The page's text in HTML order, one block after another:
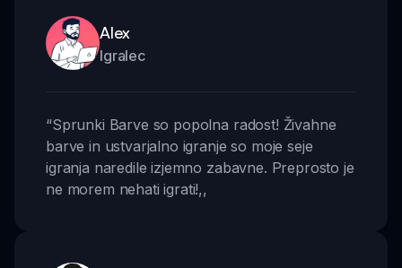
Alex
Igralec
“Sprunki Barve so popolna radost! Živahne
barve in ustvarjalno igranje so moje seje
igranja naredile izjemno zabavne. Preprosto je
ne morem nehati igrati!,,